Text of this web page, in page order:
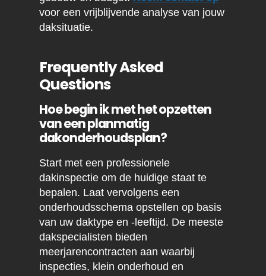
voor een vrijblijvende analyse van jouw
daksituatie.
Frequently Asked
Questions
Hoe begin ik met het opzetten
van een planmatig
dakonderhoudsplan?
Start met een professionele
dakinspectie om de huidige staat te
bepalen. Laat vervolgens een
onderhoudsschema opstellen op basis
van uw daktype en -leeftijd. De meeste
dakspecialisten bieden
meerjarencontracten aan waarbij
inspecties, klein onderhoud en